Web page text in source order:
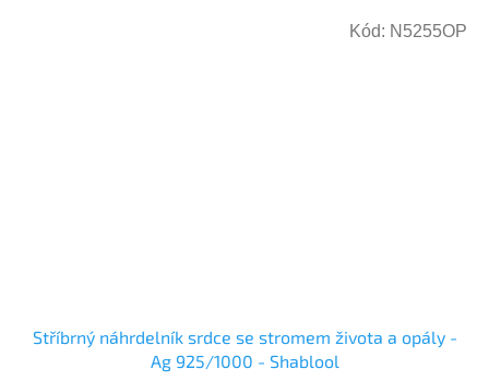
Stříbrný náhrdelník srdce se stromem života a opály -
Ag 925/1000 - Shablool
Kód: N5255OP